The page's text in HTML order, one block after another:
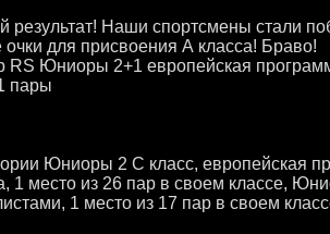
Наши спортсмены стали
для присвоения А класса! Браво!
Юниоры 2+1 европейская
пары
Юниоры 2 С класс, европейская
1 место из 26 пар в своем классе,
1 место из 17 пар в своем